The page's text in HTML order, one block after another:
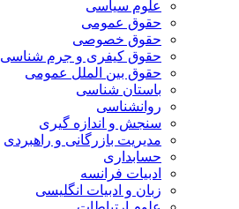
علوم سیاسی
حقوق عمومی
حقوق خصوصی
حقوق کیفری و جرم شناسی
حقوق بین الملل عمومی
باستان شناسی
روانشناسی
سنجش و اندازه گیری
مدیریت بازرگانی و راهبردی
حسابداری
ادبیات فرانسه
زبان و ادبیات انگلیسی